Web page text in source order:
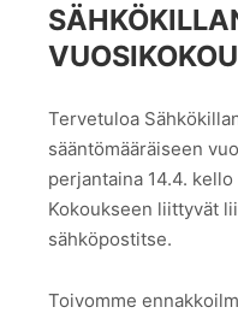
Tervetuloa
sääntömääräiseen
perjantaina 14.4.
Kokoukseen liittyvät
sähköpostitse.
Toivomme